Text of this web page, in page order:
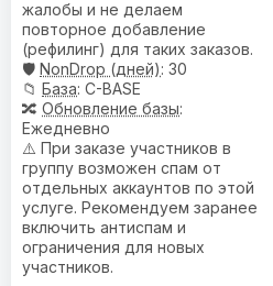
жалобы и не делаем
повторное добавление
(рефилинг) для таких заказов.
🛡️ NonDrop (дней): 30
📁 База: C-BASE
🔀 Обновление базы:
Ежедневно
⚠️ При заказе участников в
группу возможен спам от
отдельных аккаунтов по этой
услуге. Рекомендуем заранее
включить антиспам и
ограничения для новых
участников.